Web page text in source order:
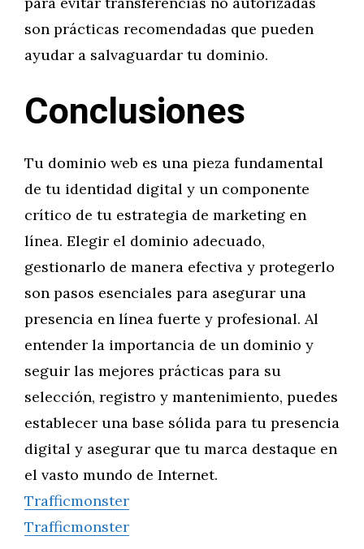
son prácticas recomendadas que pueden
ayudar a salvaguardar tu dominio.
Conclusiones
Tu dominio web es una pieza fundamental
de tu identidad digital y un componente
crítico de tu estrategia de marketing en
línea. Elegir el dominio adecuado,
gestionarlo de manera efectiva y protegerlo
son pasos esenciales para asegurar una
presencia en línea fuerte y profesional. Al
entender la importancia de un dominio y
seguir las mejores prácticas para su
selección, registro y mantenimiento, puedes
establecer una base sólida para tu presencia
digital y asegurar que tu marca destaque en
el vasto mundo de Internet.
Trafficmonster
Trafficmonster